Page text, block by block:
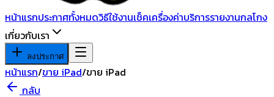
หน้าแรกประกาศทั้งหมดวิธีใช้งานเช็คเครื่องค่าบริการรายงานกลโกง
เกี่ยวกับเรา
ลงประกาศ
หน้าแรก/ขาย iPad/ขาย iPad
กลับ